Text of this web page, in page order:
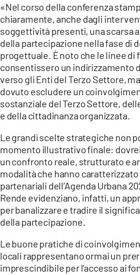
App
ANDROID
APPLE
«Nel corso della conferenza
chiaramente, anche dagli
soggettività presenti, una scarsa
della partecipazione nella fase di
progettuale. È noto che le linee di
consentissero un indirizzamento
verso gli Enti del Terzo Settore,
dovuto escludere un
sostanziale del Terzo Settore,
e della cittadinanza organizzata.
Le grandi scelte strategiche non
momento illustrativo finale:
un confronto reale, strutturato e
modalità che hanno
partenariali dell’Agenda Urbana
Rende evidenziano, infatti, un
per banalizzare e tradire il
della partecipazione.
Le buone pratiche di
locali rappresentano ormai un
imprescindibile per l’accesso ai